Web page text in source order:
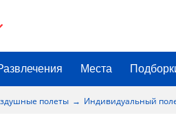
Места
полеты Индивидуальный